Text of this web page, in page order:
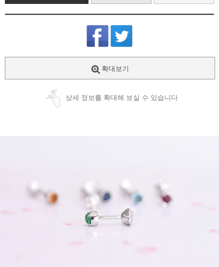
확대보기
상세 정보를 확대해 보실 수 있습니다